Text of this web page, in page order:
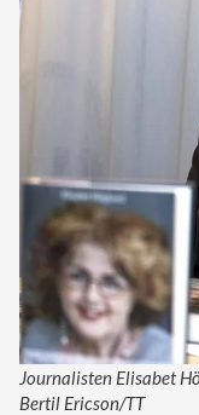
Journalisten Elisabet
Bertil Ericson/TT